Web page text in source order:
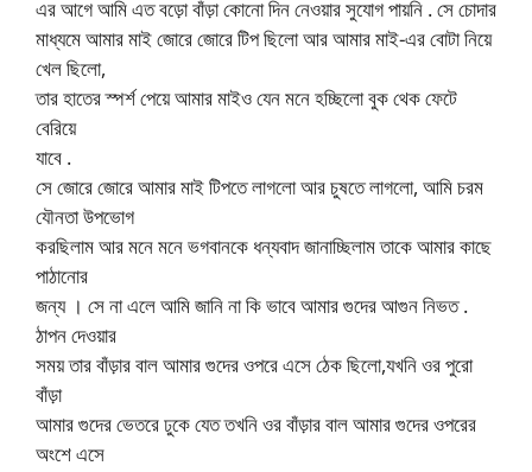
এর আগে আমি এত বড়ো বাঁড়া কোনো দিন নেওয়ার সুযোগ পায়নি . সে চোদার
মাধ্যমে আমার মাই জোরে জোরে টিপ ছিলো আর আমার মাই-এর বোটা নিয়ে
খেল ছিলো,
তার হাতের স্পর্শ পেয়ে আমার মাইও যেন মনে হচ্ছিলো বুক থেক ফেটে
বেরিয়ে
যাবে .
সে জোরে জোরে আমার মাই টিপতে লাগলো আর চুষতে লাগলো, আমি চরম
যৌনতা উপভোগ
করছিলাম আর মনে মনে ভগবানকে ধন্যবাদ জানাচ্ছিলাম তাকে আমার কাছে
পাঠানোর
জন্য । সে না এলে আমি জানি না কি ভাবে আমার গুদের আগুন নিভত .
ঠাপন দেওয়ার
সময় তার বাঁড়ার বাল আমার গুদের ওপরে এসে ঠেক ছিলো,যখনি ওর পুরো
বাঁড়া
আমার গুদের ভেতরে ঢুকে যেত তখনি ওর বাঁড়ার বাল আমার গুদের ওপরের
অংশে এসে